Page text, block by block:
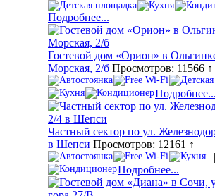
Подробнее...
Гостевой дом «Орион» в
Морская, 2/б Просмотров: 11566 ↑
Подробнее...
Частный сектор по ул.
в Шепси Просмотров: 12161 ↑
|
Подробнее...